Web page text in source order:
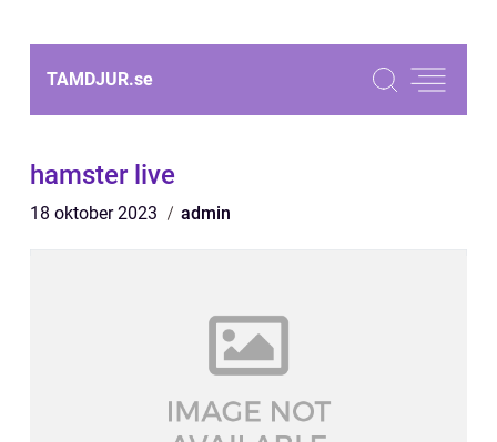
TAMDJUR.se
hamster live
18 oktober 2023 admin